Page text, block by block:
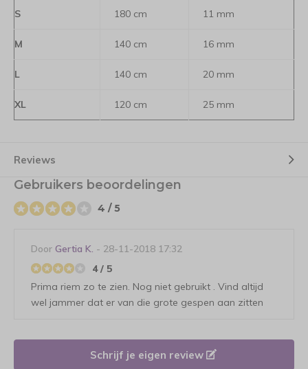
S 180 cm 11 mm
M 140 cm 16 mm
L 140 cm 20 mm
XL 120 cm 25 mm
Reviews
Gebruikers beoordelingen
4 / 5
Door Gertia K. - 28-11-2018 17:32
4 / 5
Prima riem zo te zien. Nog niet gebruikt . Vind altijd
wel jammer dat er van die grote gespen aan zitten
Schrijf je eigen review